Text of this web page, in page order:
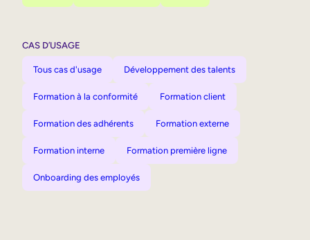
CAS D’USAGE
Tous cas d'usage Développement des talents
Formation à la conformité Formation client
Formation des adhérents Formation externe
Formation interne Formation première ligne
Onboarding des employés